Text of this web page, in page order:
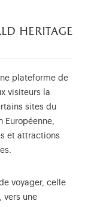
heritage
plateforme de
visiteurs la
sites du
Européenne,
et attractions
voyager, celle
vers une